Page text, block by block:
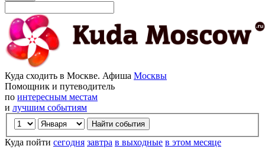
Куда сходить в Москве. Афиша Москвы
Помощник и путеводитель
по интересным местам
и лучшим событиям
Куда пойти сегодня завтра в выходные в этом месяце